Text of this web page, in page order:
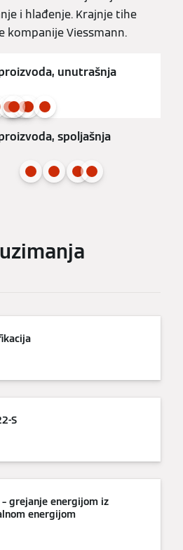
i hlađenje. Krajnje tihe
kompanije Viessmann.
unutrašnja
spoljašnja
S
grejanje energijom iz
energijom